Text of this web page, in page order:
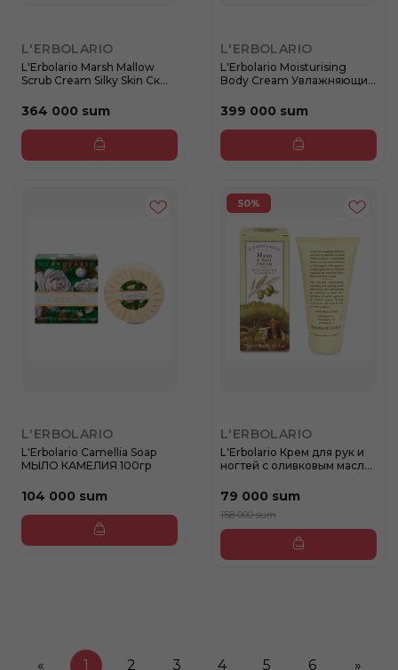
L'ERBOLARIO
L'Erbolario Marsh Mallow
Scrub Cream Silky Skin Ск...
364 000 sum
L'ERBOLARIO
L'Erbolario Moisturising
Body Cream Увлажняющий
399 000 sum
L'ERBOLARIO
L'Erbolario Camellia Soap
МЫЛО КАМЕЛИЯ 100гр
104 000 sum
50%
L'ERBOLARIO
L'Erbolario Крем для рук и
ногтей с оливковым масл...
79 000 sum
158 000 sum
« 1 2 3 4 5 6 »